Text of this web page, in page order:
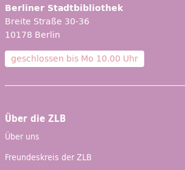
Berliner Stadtbibliothek
Breite Straße 30-36
10178 Berlin
geschlossen bis Mo 10.00 Uhr
Über die ZLB
Über uns
Freundeskreis der ZLB